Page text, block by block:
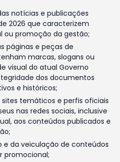
notícias e publicações
2026 que caracterizem
ou promoção da gestão;
páginas e peças de
marcas, slogans ou
visual do atual Governo
dos documentos
e históricos;
temáticos e perfis oficiais
nas redes sociais, inclusive
aos conteúdos publicados e
e da veiculação de conteúdos
promocional;